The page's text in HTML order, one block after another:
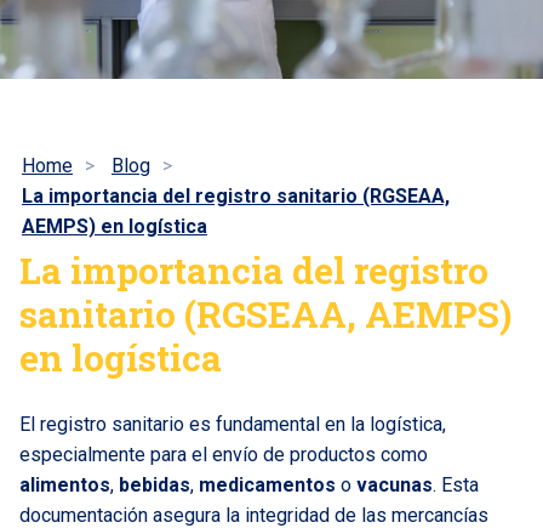
Home
Blog
La importancia del registro sanitario (RGSEAA,
AEMPS) en logística
La importancia del registro
sanitario (RGSEAA, AEMPS)
en logística
El registro sanitario es fundamental en la logística,
especialmente para el envío de productos como
alimentos, bebidas, medicamentos o vacunas. Esta
documentación asegura la integridad de las mercancías